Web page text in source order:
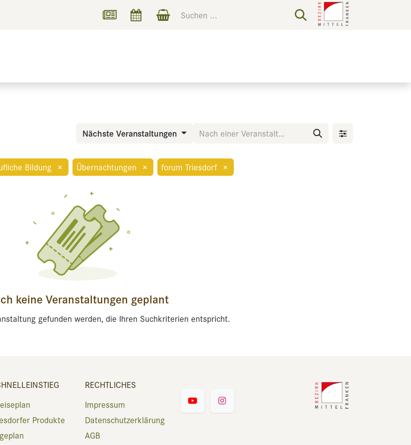
Nächste Veranstaltungen
Bildung × Übernachtungen × forum Triesdorf ×
keine Veranstaltungen geplant
gefunden werden, die Ihren Suchkriterien entspricht.
Produkte
RECHTLICHES
Impressum
Datenschutzerklärung
AGB